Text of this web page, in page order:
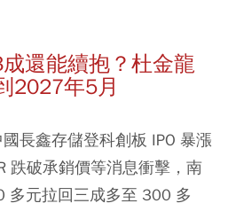
還能續抱？杜金龍
2027年5月
長鑫存儲登科創板 IPO 暴漲
跌破承銷價等消息衝擊，南
多元拉回三成多至 300 多